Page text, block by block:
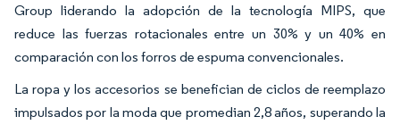
Group liderando la adopción de la tecnología MIPS, que
reduce las fuerzas rotacionales entre un 30% y un 40% en
comparación con los forros de espuma convencionales.
La ropa y los accesorios se benefician de ciclos de reemplazo
impulsados por la moda que promedian 2,8 años, superando la